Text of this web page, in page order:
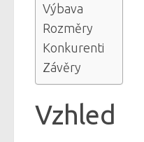
Výbava
Rozměry
Konkurenti
Závěry
Vzhled